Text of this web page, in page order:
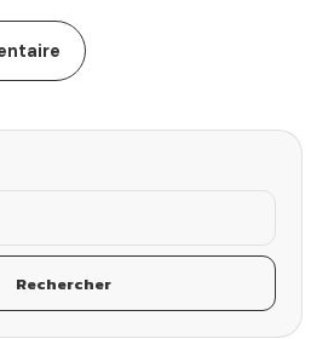
Rechercher